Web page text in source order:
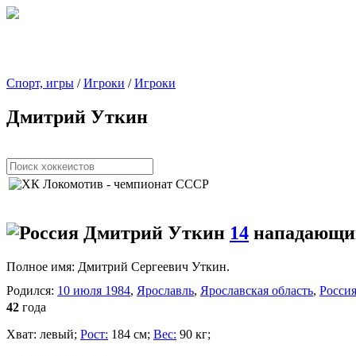
Спорт, игры /Игроки /Игроки
Дмитрий Уткин
Дмитрий Уткин 14
Полное имя: Дмитрий Сергеевич Уткин.
Родился: 10 июля 1984, Ярославль, Ярославская область, Россия
42 года
Хват: левый; Рост: 184 см; Вес: 90 кг;